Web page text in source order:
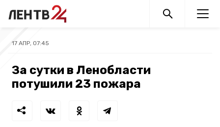
17 АПР, 07:45
За сутки в Ленобласти
потушили 23 пожара